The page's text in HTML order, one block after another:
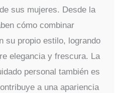
sus mujeres. Desde la
cómo combinar
su propio estilo, logrando
elegancia y frescura. La
personal también es
a una apariencia